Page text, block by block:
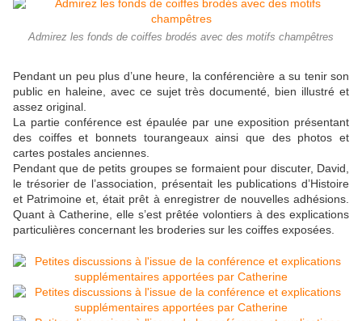
Admirez les fonds de coiffes brodés avec des motifs champêtres
Pendant un peu plus d’une heure, la conférencière a su tenir son
public en haleine, avec ce sujet très documenté, bien illustré et
assez original.
La partie conférence est épaulée par une exposition présentant
des coiffes et bonnets tourangeaux ainsi que des photos et
cartes postales anciennes.
Pendant que de petits groupes se formaient pour discuter, David,
le trésorier de l’association, présentait les publications d’Histoire
et Patrimoine et, était prêt à enregistrer de nouvelles adhésions.
Quant à Catherine, elle s’est prêtée volontiers à des explications
particulières concernant les broderies sur les coiffes exposées.